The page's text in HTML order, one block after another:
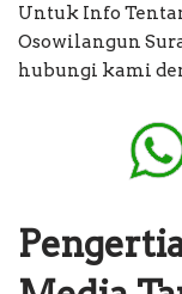
Untuk Info
Osowilangun
hubungi kami